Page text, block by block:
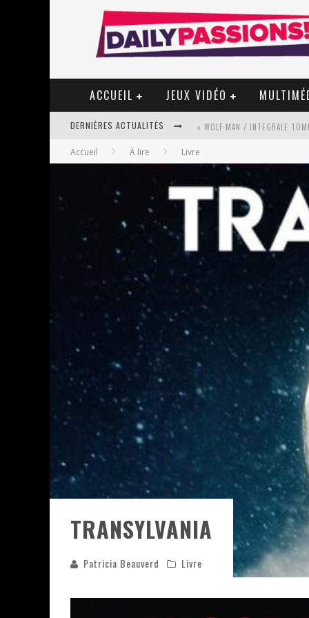
ACCUEIL JEUX VIDÉO
DERNIÈRES ACTUALITÉS « WOLF-MAN / INTEGRALE
« MON VILLAGE RÉVOLTÉ » -
PSYRIVER 2026 : LA MAGIE
« MOFUSAND / PARLER
ASSASSIN'S CREED BLACK FLAG
« LE VENT DAND LES SAULES »
« DAMN THEM ALL » - UN DUO
YOSHI AND THE MYSTERIOUS
Accueil À lire Livre
TRANSYLVANIA
Patricia Beauverd Livre